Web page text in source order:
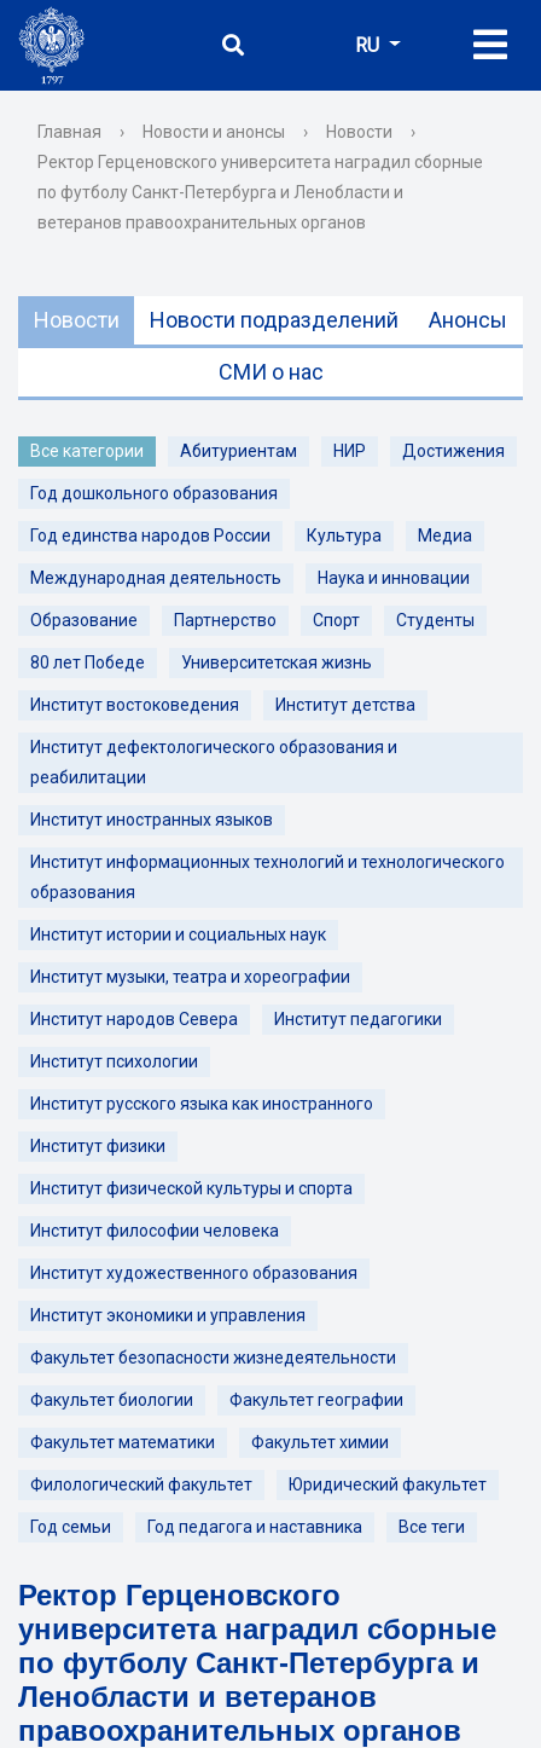
RU
Главная › Новости и анонсы › Новости
›
Ректор Герценовского университета наградил сборные
по футболу Санкт-Петербурга и Ленобласти и
ветеранов правоохранительных органов
Новости Новости подразделений Анонсы
СМИ о нас
Все категории Абитуриентам НИР Достижения
Год дошкольного образования
Год единства народов России Культура Медиа
Международная деятельность Наука и инновации
Образование Партнерство Спорт Студенты
80 лет Победе Университетская жизнь
Институт востоковедения Институт детства
Институт дефектологического образования и
реабилитации
Институт иностранных языков
Институт информационных технологий и технологического
образования
Институт истории и социальных наук
Институт музыки, театра и хореографии
Институт народов Севера Институт педагогики
Институт психологии
Институт русского языка как иностранного
Институт физики
Институт физической культуры и спорта
Институт философии человека
Институт художественного образования
Институт экономики и управления
Факультет безопасности жизнедеятельности
Факультет биологии Факультет географии
Факультет математики Факультет химии
Филологический факультет Юридический факультет
Год семьи Год педагога и наставника Все теги
Ректор Герценовского
университета наградил сборные
по футболу Санкт-Петербурга и
Ленобласти и ветеранов
правоохранительных органов